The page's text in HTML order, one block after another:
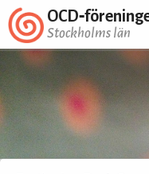
Stockholms län